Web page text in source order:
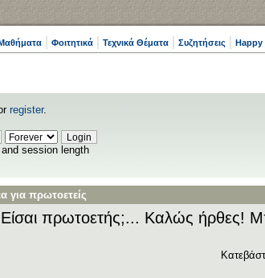
Φοιτητικά Τεχνικά Θέματα Συζητήσεις Happy
register.
session length
για πρωτοετείς
Είσαι πρωτοετής;... Καλώς ήρθες!